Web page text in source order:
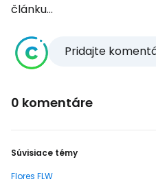
článku...
Pridajte
0 komentáre
Súvisiace témy
Flores FLW